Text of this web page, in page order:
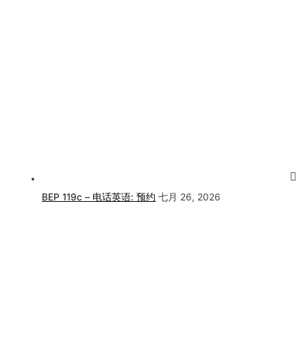
BEP 119c – 电话英语: 预约 七月 26, 2026